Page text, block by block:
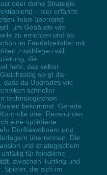
oder deine Strategie
– hier erfährst
Tools überrollst.
um Gebäude wie
zu errichten und so
im Feudalzeitalter mit
zuschlagen will,
die
hebt, das selbst
sorgt die
dass du Upgrades wie
schneller
technologischen
bekommst. Gerade
über Ressourcen
eine optimierte
Dorfbewohnern und
überrennen. Die
und strategischem
für feindliche
zwischen Turtling und
Spieler, die sich im